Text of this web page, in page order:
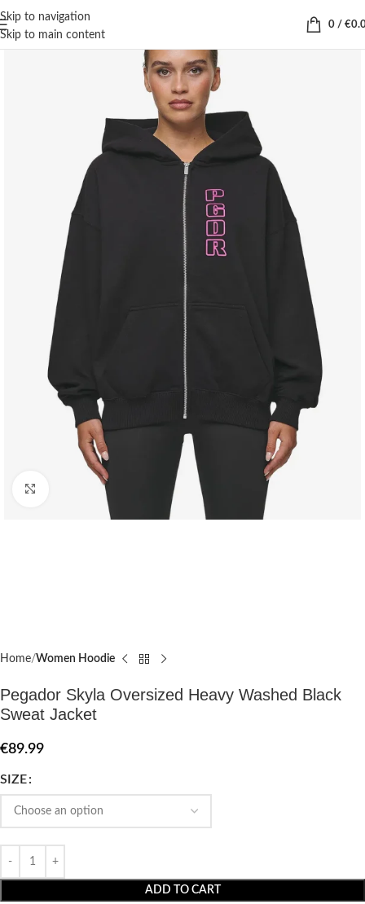
Skip to navigation
Skip to main content
0 / €
Click to enlarge
Home Women Hoodie
Pegador Skyla Oversized Heavy Washed Black
Sweat Jacket
€89.99
SIZE
ADD TO CART